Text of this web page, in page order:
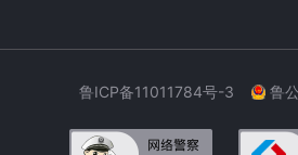
鲁ICP备11011784号-3 鲁